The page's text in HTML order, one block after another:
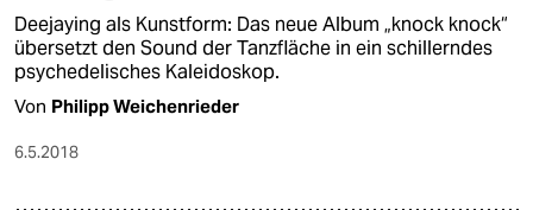
Deejaying als Kunstform: Das neue Album „knock knock“
übersetzt den Sound der Tanzfläche in ein schillerndes
psychedelisches Kaleidoskop.
Von Philipp Weichenrieder
6.5.2018